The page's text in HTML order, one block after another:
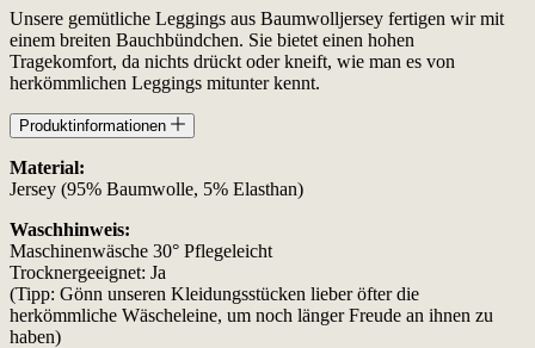
Unsere gemütliche Leggings aus Baumwolljersey fertigen wir mit
einem breiten Bauchbündchen. Sie bietet einen hohen
Tragekomfort, da nichts drückt oder kneift, wie man es von
herkömmlichen Leggings mitunter kennt.
Produktinformationen
Material:
Jersey (95% Baumwolle, 5% Elasthan)
Waschhinweis:
Maschinenwäsche 30° Pflegeleicht
Trocknergeeignet: Ja
(Tipp: Gönn unseren Kleidungsstücken lieber öfter die
herkömmliche Wäscheleine, um noch länger Freude an ihnen zu
haben)